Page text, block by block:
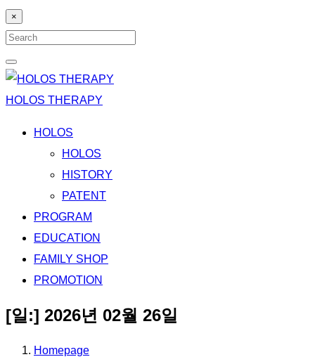
×
Search
for:
Search
HOLOS THERAPY
HOLOS
HOLOS
HISTORY
PATENT
PROGRAM
EDUCATION
FAMILY SHOP
PROMOTION
[일:] 2026년 02월 26일
Homepage